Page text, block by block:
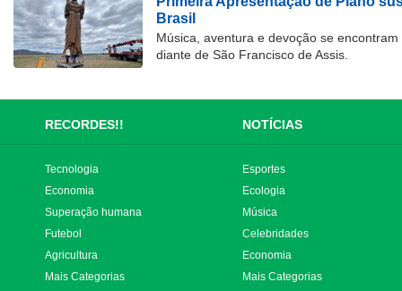
Brasil
Música, aventura e devoção se
diante de São Francisco de Assis.
RECORDES!! NOTÍCIAS
Tecnologia
Economia
Superação humana
Futebol
Agricultura
Mais Categorias
Esportes
Ecologia
Música
Celebridades
Economia
Mais Categorias